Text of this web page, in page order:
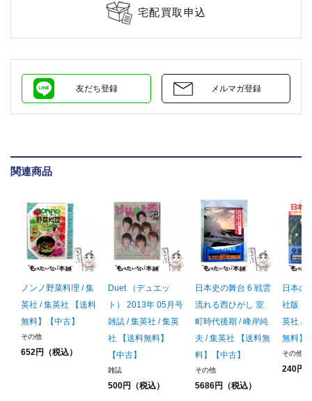
宅配買取申込
友だち登録 メルマガ登録
関連商品
ノンノ野菜料理 / 集
英社 / 集英社 【送料
無料】【中古】
その他
652円（税込）
Duet （デュエッ
ト） 2013年 05月号
雑誌 / 集英社 / 集英
社 【送料無料】
【中古】
雑誌
500円（税込）
日本史の舞台 6 戦雲
流れる西ひがし 室
町時代後期 / 峰岸純
夫 / 集英社 【送料無
料】【中古】
その他
5686円（税込）
日本の
社版・
英社 /
無料】
その他
240円